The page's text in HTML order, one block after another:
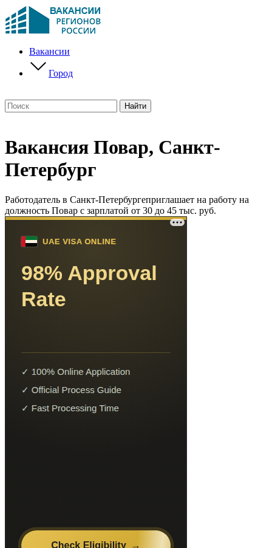
Вакансии
Город
Вакансия Повар, Санкт-
Петербург
Работодатель в Санкт-Петербургеприглашает на работу на
должность Повар с зарплатой от 30 до 45 тыс. руб.